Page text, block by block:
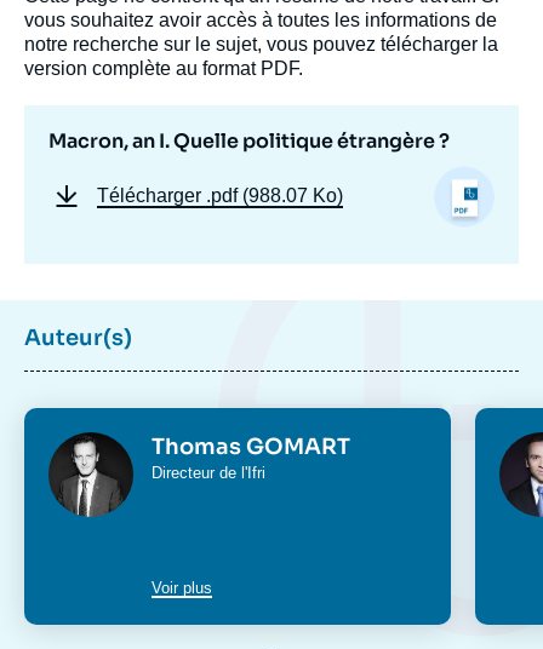
vous souhaitez avoir accès à toutes les informations de
notre recherche sur le sujet, vous pouvez télécharger la
version complète au format PDF.
Macron, an I. Quelle politique étrangère ?
Télécharger .pdf (988.07 Ko)
Auteur(s)
Photo Thomas GOMART
Intitulé
Directeur de l'Ifri
Voir plus